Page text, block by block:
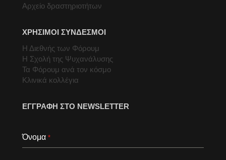
Αρχείο δραστηριοτήτων
ΧΡΗΣΙΜΟΙ ΣΥΝΔΕΣΜΟΙ
Η Διεθνής των Φόρουμ
Η Σχολή της Ψυχανάλυσης
Τα Φόρουμ ανά τον κόσμο
Κλινικά κολλέγια
ΕΓΓΡΑΦΗ ΣΤΟ NEWSLETTER
Όνομα *